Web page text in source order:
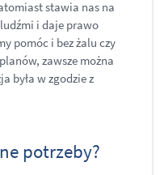
stawia nas na
i daje prawo
pomóc i bez żalu czy
zawsze można
była w zgodzie z
potrzeby?